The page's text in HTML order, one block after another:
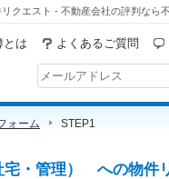
クエスト - 不動産会社の評判なら
とは よくあるご質問
ォーム STEP1
・管理） への物件